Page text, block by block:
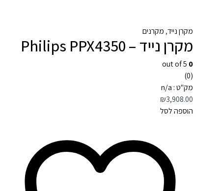
מקרן נייד, מקרנים
מקרן נייד – Philips PPX4350
0
(0)
מק"ט : n/a
₪3,908.00
הוספה לסל